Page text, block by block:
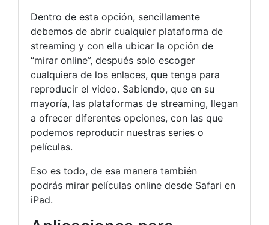
Dentro de esta opción, sencillamente
debemos de abrir cualquier plataforma de
streaming y con ella ubicar la opción de
“mirar online”, después solo escoger
cualquiera de los enlaces, que tenga para
reproducir el video. Sabiendo, que en su
mayoría, las plataformas de streaming, llegan
a ofrecer diferentes opciones, con las que
podemos reproducir nuestras series o
películas.
Eso es todo, de esa manera también
podrás mirar películas online desde Safari en
iPad.